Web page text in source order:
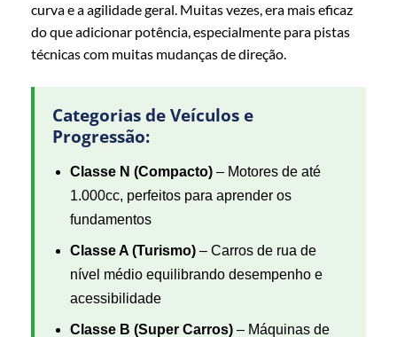
curva e a agilidade geral. Muitas vezes, era mais eficaz
do que adicionar potência, especialmente para pistas
técnicas com muitas mudanças de direção.
Categorias de Veículos e
Progressão:
Classe N (Compacto) – Motores de até
1.000cc, perfeitos para aprender os
fundamentos
Classe A (Turismo) – Carros de rua de
nível médio equilibrando desempenho e
acessibilidade
Classe B (Super Carros) – Máquinas de